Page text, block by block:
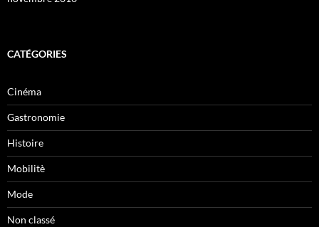
CATÉGORIES
Cinéma
Gastronomie
Histoire
Mobilitè
Mode
Non classé